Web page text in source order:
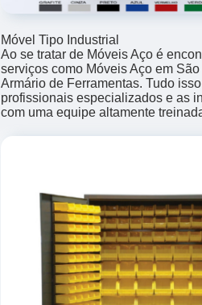
Móvel Tipo Industrial
Ao se tratar de Móveis Aço é
serviços como Móveis Aço em
Armário de Ferramentas. Tudo
profissionais especializados e as
com uma equipe altamente